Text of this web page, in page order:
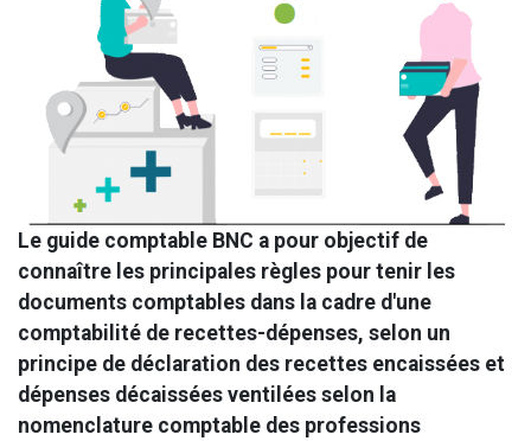
Le guide comptable BNC a pour objectif de
connaître les principales règles pour tenir les
documents comptables dans la cadre d'une
comptabilité de recettes-dépenses, selon un
principe de déclaration des recettes encaissées et
dépenses décaissées ventilées selon la
nomenclature comptable des professions